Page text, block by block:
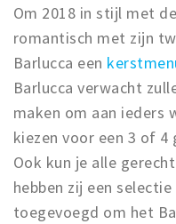
Om 2018 in stijl met
romantisch met zijn
Barlucca een
Barlucca verwacht
maken om aan ieders
kiezen voor een 3 of 4
Ook kun je alle
hebben zij een selectie
toegevoegd om het